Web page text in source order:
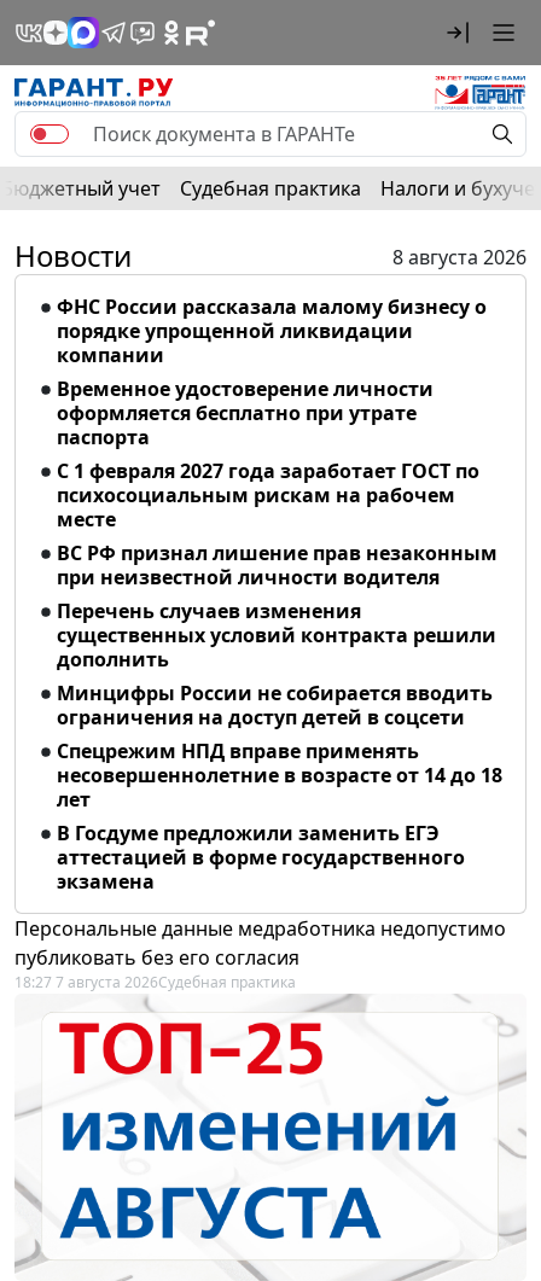
Бюджетный учет Судебная практика Налоги и
Новости
8 августа 2026
ФНС России рассказала малому бизнесу о
порядке упрощенной ликвидации
компании
Временное удостоверение личности
оформляется бесплатно при утрате
паспорта
С 1 февраля 2027 года заработает ГОСТ по
психосоциальным рискам на рабочем
месте
ВС РФ признал лишение прав незаконным
при неизвестной личности водителя
Перечень случаев изменения
существенных условий контракта решили
дополнить
Минцифры России не собирается вводить
ограничения на доступ детей в соцсети
Спецрежим НПД вправе применять
несовершеннолетние в возрасте от 14 до 18
лет
В Госдуме предложили заменить ЕГЭ
аттестацией в форме государственного
экзамена
Персональные данные медработника недопустимо
публиковать без его согласия
18:27 7 августа 2026Судебная практика